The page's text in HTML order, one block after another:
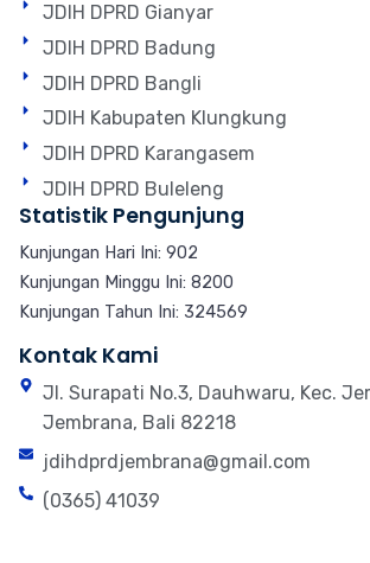
JDIH DPRD Gianyar
JDIH DPRD Badung
JDIH DPRD Bangli
JDIH Kabupaten Klungkung
JDIH DPRD Karangasem
JDIH DPRD Buleleng
Statistik Pengunjung
Kunjungan Hari Ini: 902
Kunjungan Minggu Ini: 8200
Kunjungan Tahun Ini: 324569
Kontak Kami
Jl. Surapati No.3, Dauhwaru, Kec.
Jembrana, Bali 82218
jdihdprdjembrana@gmail.com
(0365) 41039